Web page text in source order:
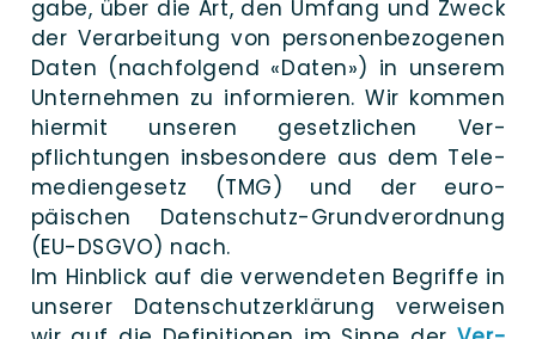
gabe, über die Art, den Umfang und Zweck
der Ver­arbeitung von per­sonen­be­zogenen
Daten (nach­folgend «Daten») in unse­rem
Unter­nehmen zu in­for­mieren. Wir kom­men
hier­mit unse­ren gesetz­lichen Ver­
pflichtungen ins­be­sondere aus dem Tele­
medien­gesetz (TMG) und der euro­
päischen Daten­­­­schutz-Grun­­­d­­­­ver­­­­­or­d­­nung
(EU-DSGVO) nach.
Im Hin­blick auf die ver­wendeten Begrif­fe in
unse­rer Daten­schutz­er­klärung ver­­weisen